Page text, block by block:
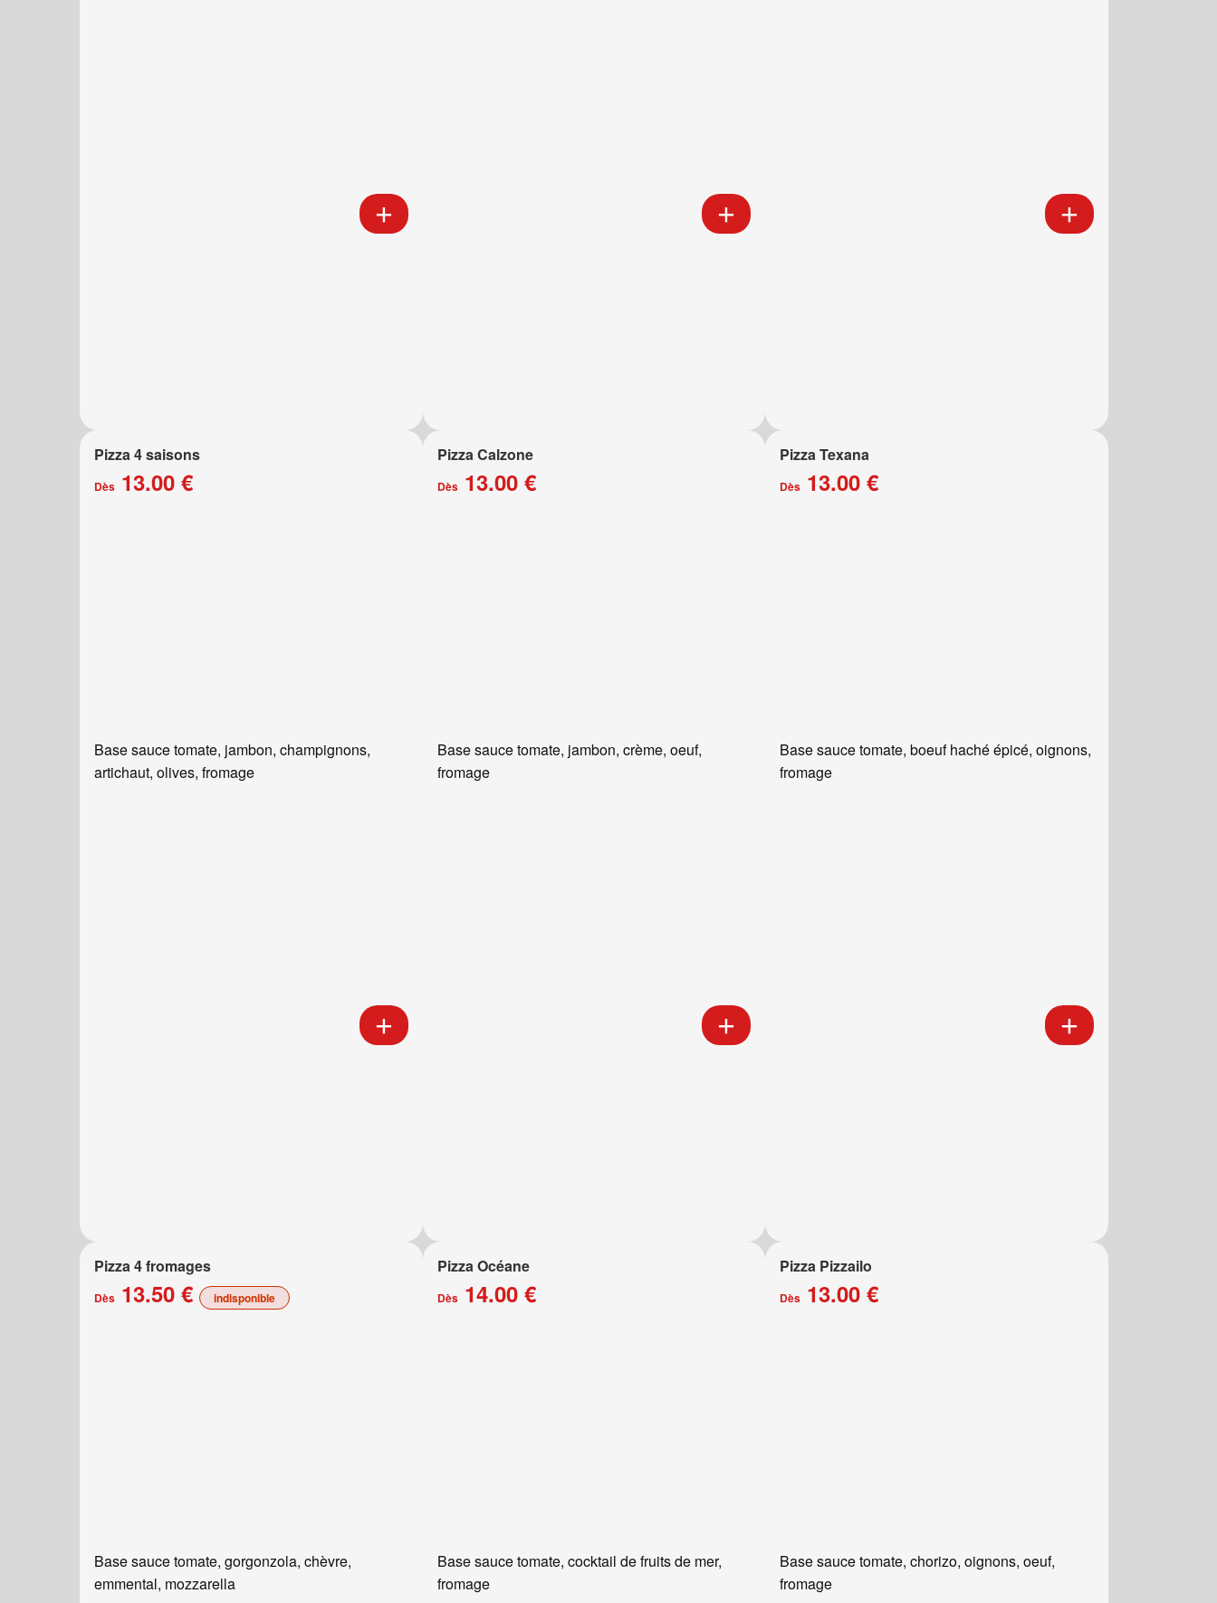
Pizza 4 saisons
Dès 13.00 €
Base sauce tomate, jambon, champignons,
artichaut, olives, fromage
Pizza Calzone
Dès13.00 €
Base sauce tomate, jambon, crème, oeuf,
fromage
Pizza Texana
Dès 13.00 €
Base sauce tomate, boeuf haché épicé, oignons,
fromage
Pizza 4 fromages
Dès 13.50 € indisponible
Base sauce tomate, gorgonzola, chèvre,
emmental, mozzarella
Pizza Océane
Dès14.00 €
Base sauce tomate, cocktail de fruits de mer,
fromage
Pizza Pizzailo
Dès 13.00 €
Base sauce tomate, chorizo, oignons, oeuf,
fromage